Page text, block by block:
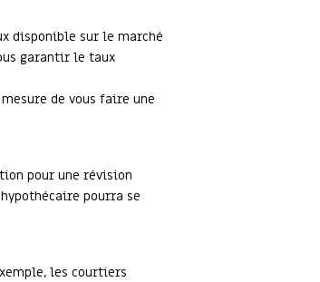
disponible sur le marché
garantir le taux
de vous faire une
pour une révision
pourra se
les courtiers